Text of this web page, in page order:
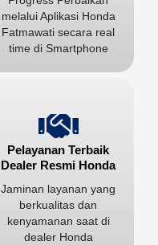
melalui Aplikasi Honda
Fatmawati secara real
time di Smartphone
Pelayanan Terbaik
Dealer Resmi Honda
Jaminan layanan yang
berkualitas dan
kenyamanan saat di
dealer Honda